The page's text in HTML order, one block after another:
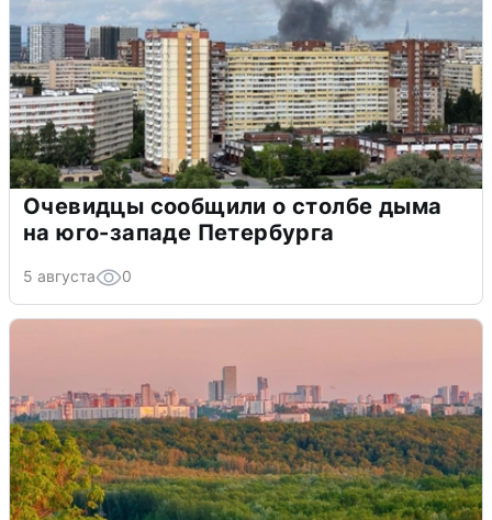
Очевидцы сообщили о столбе дыма
на юго-западе Петербурга
5 августа 0